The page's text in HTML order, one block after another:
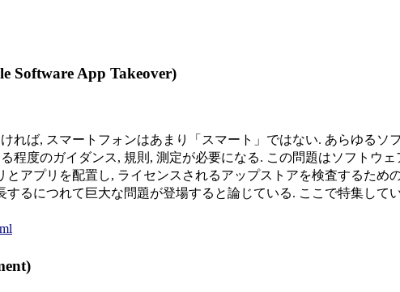
Software App Takeover)
れば, スマートフォンはあまり「スマート」ではない. あらゆるソ
程度のガイダンス, 規則, 測定が必要になる. この問題はソフトウ
アプリを配置し, ライセンスされるアップストアを検査するため
るにつれて巨大な問題が登場すると論じている. ここで特集して